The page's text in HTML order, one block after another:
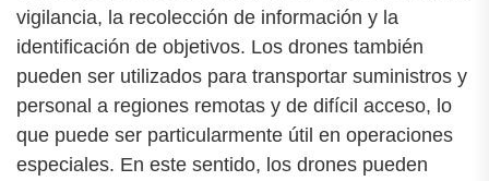
vigilancia, la recolección de información y la
identificación de objetivos. Los drones también
pueden ser utilizados para transportar suministros y
personal a regiones remotas y de difícil acceso, lo
que puede ser particularmente útil en operaciones
especiales. En este sentido, los drones pueden